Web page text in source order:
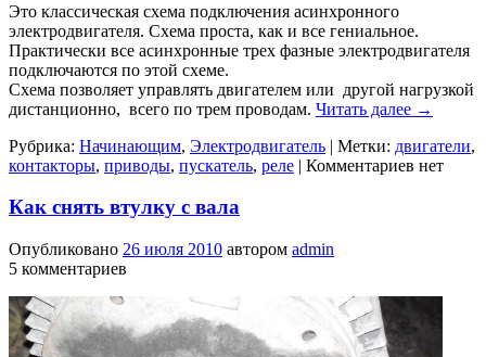
Это классическая схема подключения асинхронного
электродвигателя. Схема проста, как и все гениальное.
Практически все асинхронные трех фазные электродвигателя
подключаются по этой схеме.
Схема позволяет управлять двигателем или другой нагрузкой
дистанционно, всего по трем проводам. Читать далее →
Рубрика: Начинающим, Электродвигатель | Метки: двигатели,
контакторы, приводы, пускатель, реле | Комментариев нет
Как снять втулку с вала
Опубликовано 26 июля 2010 автором admin
5 комментариев